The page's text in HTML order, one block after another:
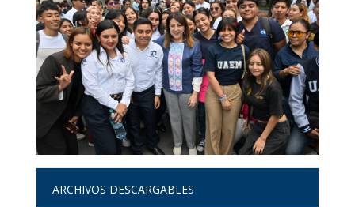
ARCHIVOS DESCARGABLES